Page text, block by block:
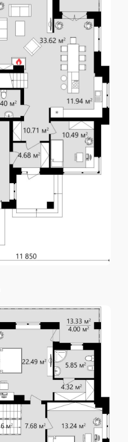
88.50 м
95.48 м
11.85 x 15.65 м
2.90 м
2.60 м
8.35 м
возможны
KES-19
газобетон 500 мм